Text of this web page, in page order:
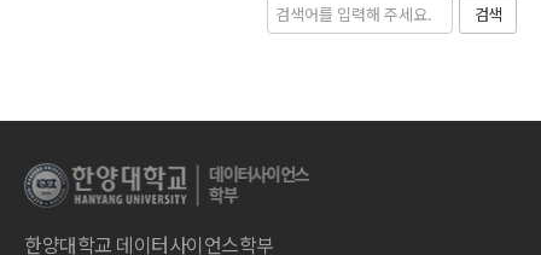
검색
한양대학교 데이터사이언스학부